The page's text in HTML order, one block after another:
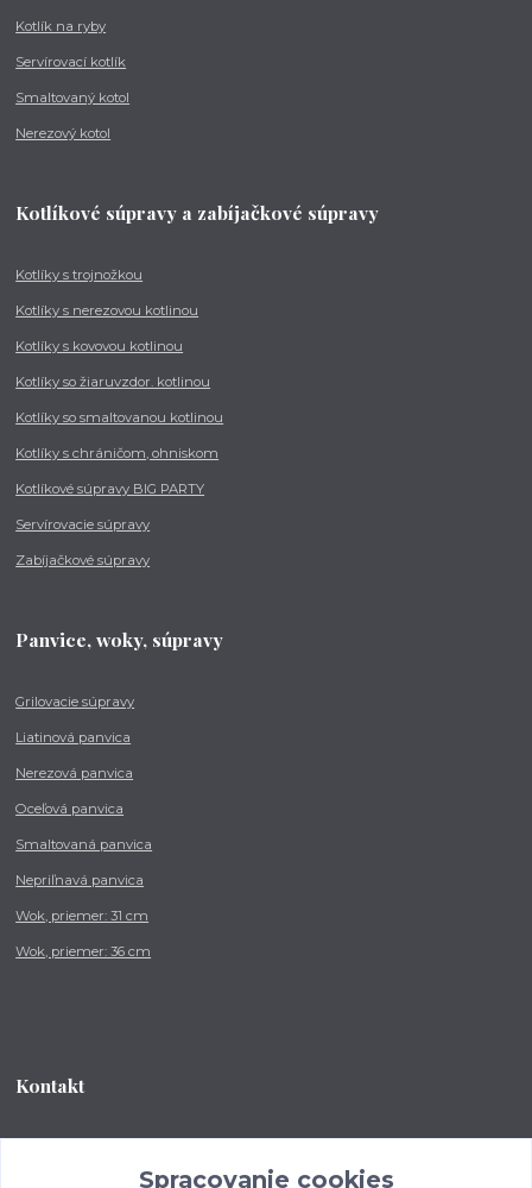
Kotlík na ryby
Servírovací kotlík
Smaltovaný kotol
Nerezový kotol
Kotlíkové súpravy a zabíjačkové súpravy
Kotlíky s trojnožkou
Kotlíky s nerezovou kotlinou
Kotlíky s kovovou kotlinou
Kotlíky so žiaruvzdor. kotlinou
Kotlíky so smaltovanou kotlinou
Kotlíky s chráničom, ohniskom
Kotlíkové súpravy BIG PARTY
Servírovacie súpravy
Zabíjačkové súpravy
Panvice, woky, súpravy
Grilovacie súpravy
Liatinová panvica
Nerezová panvica
Oceľová panvica
Smaltovaná panvica
Nepriľnavá panvica
Wok, priemer: 31 cm
Wok, priemer: 36 cm
Kontakt
od 8:00 - do 16:00 hodSpracovanie cookies